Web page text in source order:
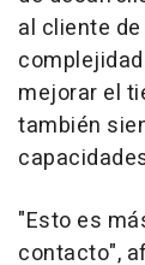
al cliente
mejorar el
también
"Esto es
contacto",